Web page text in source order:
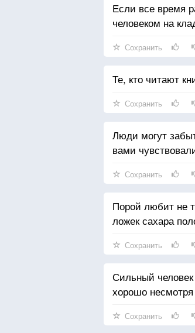
Если все время
человеком на
Сохранить
Те, кто читают
Сохранить
Люди могут
вами
Сохранить
Порой любит не
ложек сахара
Сохранить
Сильный человек
хорошо
Сохранить